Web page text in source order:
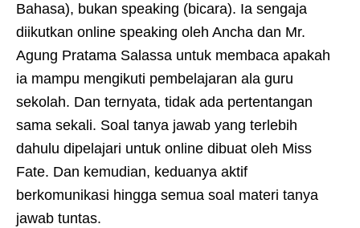
Bahasa), bukan speaking (bicara). Ia sengaja
diikutkan online speaking oleh Ancha dan Mr.
Agung Pratama Salassa untuk membaca apakah
ia mampu mengikuti pembelajaran ala guru
sekolah. Dan ternyata, tidak ada pertentangan
sama sekali. Soal tanya jawab yang terlebih
dahulu dipelajari untuk online dibuat oleh Miss
Fate. Dan kemudian, keduanya aktif
berkomunikasi hingga semua soal materi tanya
jawab tuntas.